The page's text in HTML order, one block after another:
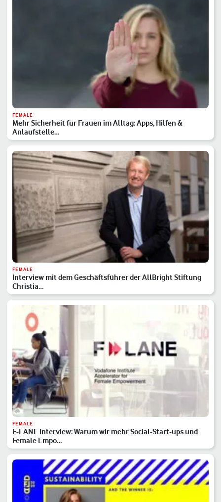
FEMALE
Mehr Sicherheit für Frauen im Alltag: Apps, Hilfen &
Anlaufstelle…
FEMALE
Interview mit dem Geschäftsführer der AllBright Stiftung
Christia…
FEMALE
F-LANE Interview: Warum wir mehr Social-Start-ups und
Female Empo…